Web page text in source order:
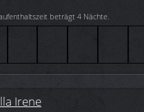
beträgt 4 Nächte.
Irene